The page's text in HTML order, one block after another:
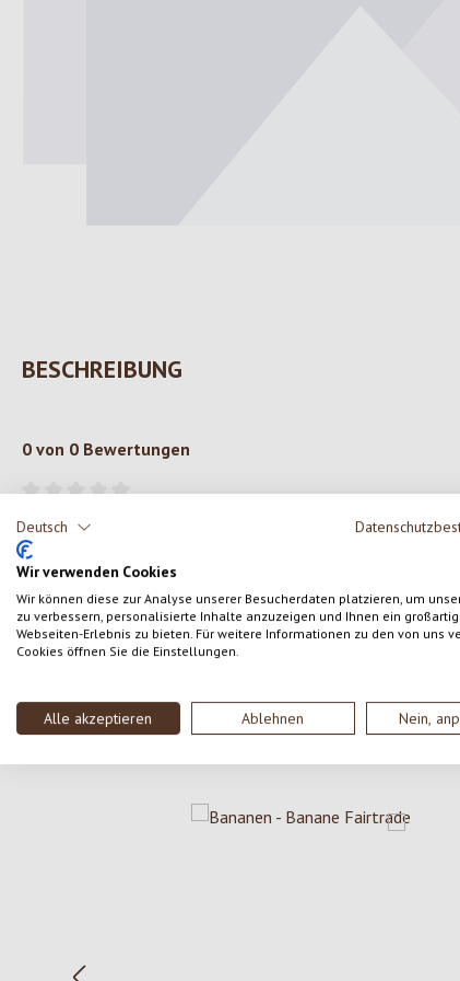
Deutsch
Wir verwenden Cookies
Wir können diese zur Analyse unserer Besucherdaten platzieren, um
zu verbessern, personalisierte Inhalte anzuzeigen und Ihnen ein
Webseiten-Erlebnis zu bieten. Für weitere Informationen zu den von uns
Cookies öffnen Sie die Einstellungen.
Alle akzeptieren Ablehnen Nein,
BESCHREIBUNG
0 von 0 Bewertungen
Durchschnittliche Bewertung von 0 von 5 Sternen
Gib eine Bewertung ab!
Teile deine Erfahrungen mit dem Produkt mit anderen
Kunden.
SCHREIBE EINE BEWERTUNG